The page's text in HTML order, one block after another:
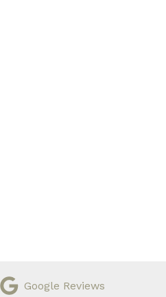
Google Reviews